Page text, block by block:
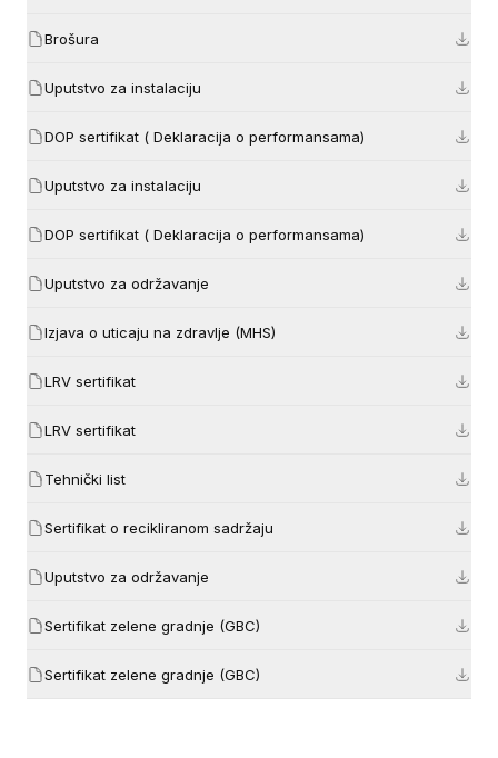
Brošura
Uputstvo za instalaciju
DOP sertifikat ( Deklaracija o performansama)
Uputstvo za instalaciju
DOP sertifikat ( Deklaracija o performansama)
Uputstvo za održavanje
Izjava o uticaju na zdravlje (MHS)
LRV sertifikat
LRV sertifikat
Tehnički list
Sertifikat o recikliranom sadržaju
Uputstvo za održavanje
Sertifikat zelene gradnje (GBC)
Sertifikat zelene gradnje (GBC)